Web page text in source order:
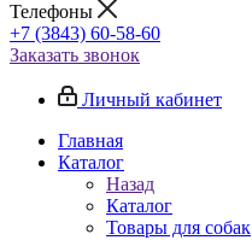
Телефоны
+7 (3843) 60-58-60
Заказать звонок
Личный кабинет
Главная
Каталог
Назад
Каталог
Товары для собак